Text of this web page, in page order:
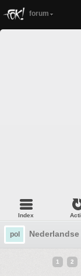
forum
Index
pol
1 2